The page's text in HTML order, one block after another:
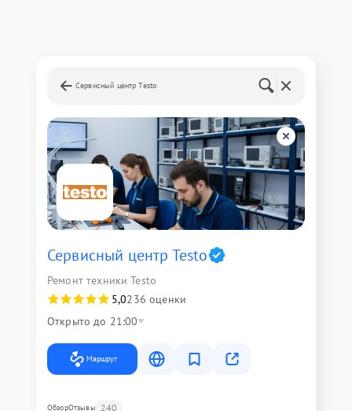
Сервисный центр Testo
Сервисный центр Testo
Ремонт техники Testo
5,0236 оценки
Открыто до 21:00
Маршрут
ОбзорОтзывы 240